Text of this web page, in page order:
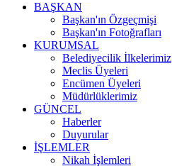
BAŞKAN
Başkan'ın Özgeçmişi
Başkan'ın Fotoğrafları
KURUMSAL
Belediyecilik İlkelerimiz
Meclis Üyeleri
Encümen Üyeleri
Müdürlüklerimiz
GÜNCEL
Haberler
Duyurular
İŞLEMLER
Nikah İşlemleri